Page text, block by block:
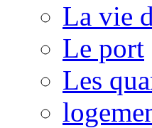
La vie
Le port
Les